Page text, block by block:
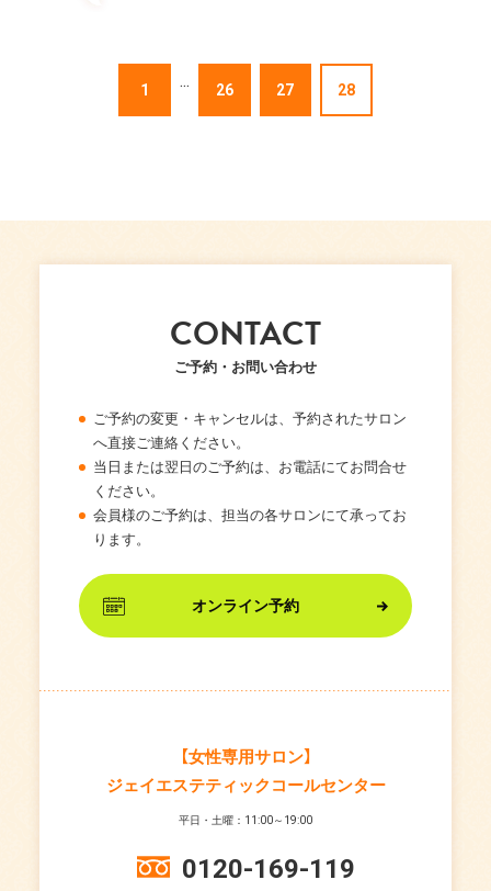
1 ... 26 27 28
CONTACT
ご予約・お問い合わせ
ご予約の変更・キャンセルは、予約されたサロン
へ直接ご連絡ください。
当日または翌日のご予約は、お電話にてお問合せ
ください。
会員様のご予約は、担当の各サロンにて承ってお
ります。
オンライン予約
【女性専用サロン】
ジェイエステティックコールセンター
平日・土曜：11:00～19:00
0120-169-119